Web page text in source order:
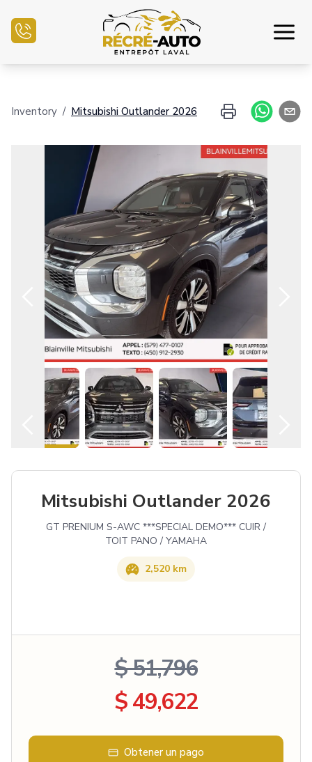
Financiamiento
Vender mi auto
Centro mecánico
Contáctenos
Español
Inventory / Mitsubishi Outlander 2026
Mitsubishi Outlander 2026
GT PRENIUM S-AWC ***SPECIAL DEMO*** CUIR /
TOIT PANO / YAMAHA
2,520 km
$ 51,796
$ 49,622
Obtener un pago